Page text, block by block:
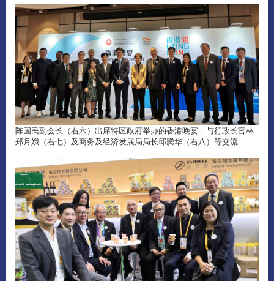
陈国民副会长（右六）出席特区政府举办的香港晚宴，与行政长官林
郑月娥（右七）及商务及经济发展局局长邱腾华（右八）等交流